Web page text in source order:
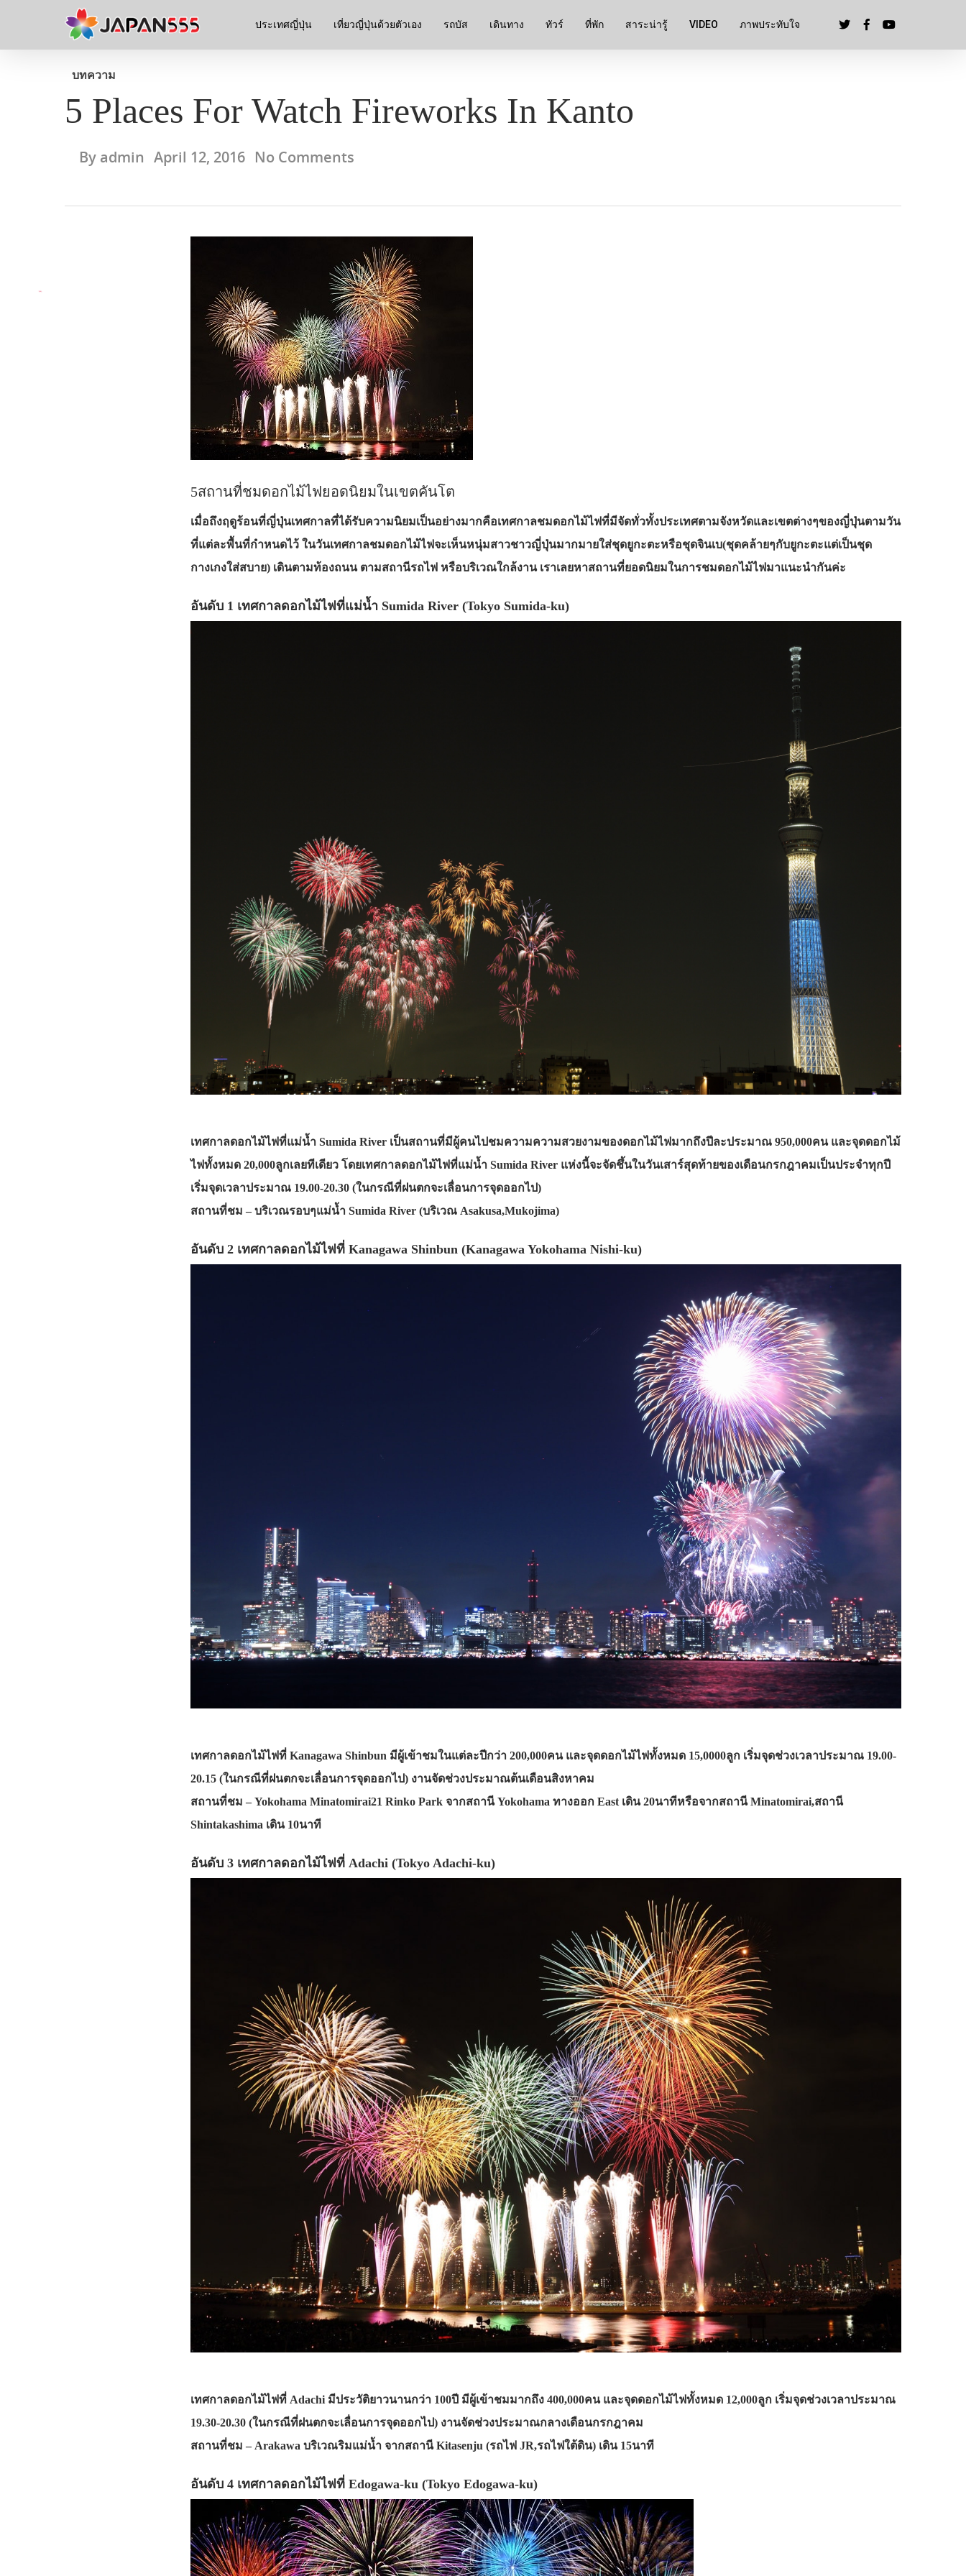
ประเทศญี่ปุ่น เที่ยวญี่ปุ่นด้วยตัวเอง รถบัส เดินทาง ทัวร์ ที่พัก สาระน่ารู้ VIDEO ภาพประทับใจ
บทความ
5 Places For Watch Fireworks In Kanto
By admin April 12, 2016 No Comments
5สถานที่ชมดอกไม้ไฟยอดนิยมในเขตคันโต
เมื่อถึงฤดูร้อนที่ญี่ปุ่นเทศกาลที่ได้รับความนิยมเป็นอย่างมากคือเทศกาลชมดอกไม้ไฟที่มีจัดทั่วทั้งประเทศตามจังหวัดและเขตต่างๆของญี่ปุ่นตามวัน
ที่แต่ละพื้นที่กำหนดไว้ ในวันเทศกาลชมดอกไม้ไฟจะเห็นหนุ่มสาวชาวญี่ปุ่นมากมายใส่ชุดยูกะตะหรือชุดจินเบ(ชุดคล้ายๆกับยูกะตะแต่เป็นชุด
กางเกงใส่สบาย) เดินตามท้องถนน ตามสถานีรถไฟ หรือบริเวณใกล้งาน เราเลยหาสถานที่ยอดนิยมในการชมดอกไม้ไฟมาแนะนำกันค่ะ
อันดับ 1 เทศกาลดอกไม้ไฟที่แม่น้ำ Sumida River (Tokyo Sumida-ku)
เทศกาลดอกไม้ไฟที่แม่น้ำ Sumida River เป็นสถานที่มีผู้คนไปชมความความสวยงามของดอกไม้ไฟมากถึงปีละประมาณ 950,000คน และจุดดอกไม้
ไฟทั้งหมด 20,000ลูกเลยทีเดียว โดยเทศกาลดอกไม้ไฟที่แม่น้ำ Sumida River แห่งนี้จะจัดชึ้นในวันเสาร์สุดท้ายของเดือนกรกฎาคมเป็นประจำทุกปี
เริ่มจุดเวลาประมาณ 19.00-20.30 (ในกรณีที่ฝนตกจะเลื่อนการจุดออกไป)
สถานที่ชม – บริเวณรอบๆแม่น้ำ Sumida River (บริเวณ Asakusa,Mukojima)
อันดับ 2 เทศกาลดอกไม้ไฟที่ Kanagawa Shinbun (Kanagawa Yokohama Nishi-ku)
เทศกาลดอกไม้ไฟที่ Kanagawa Shinbun มีผู้เข้าชมในแต่ละปีกว่า 200,000คน และจุดดอกไม้ไฟทั้งหมด 15,0000ลูก เริ่มจุดช่วงเวลาประมาณ 19.00-
20.15 (ในกรณีที่ฝนตกจะเลื่อนการจุดออกไป) งานจัดช่วงประมาณต้นเดือนสิงหาคม
สถานที่ชม – Yokohama Minatomirai21 Rinko Park จากสถานี Yokohama ทางออก East เดิน 20นาทีหรือจากสถานี Minatomirai,สถานี
Shintakashima เดิน 10นาที
อันดับ 3 เทศกาลดอกไม้ไฟที่ Adachi (Tokyo Adachi-ku)
เทศกาลดอกไม้ไฟที่ Adachi มีประวัติยาวนานกว่า 100ปี มีผู้เข้าชมมากถึง 400,000คน และจุดดอกไม้ไฟทั้งหมด 12,000ลูก เริ่มจุดช่วงเวลาประมาณ
19.30-20.30 (ในกรณีที่ฝนตกจะเลื่อนการจุดออกไป) งานจัดช่วงประมาณกลางเดือนกรกฎาคม
สถานที่ชม – Arakawa บริเวณริมแม่น้ำ จากสถานี Kitasenju (รถไฟ JR,รถไฟใต้ดิน) เดิน 15นาที
อันดับ 4 เทศกาลดอกไม้ไฟที่ Edogawa-ku (Tokyo Edogawa-ku)